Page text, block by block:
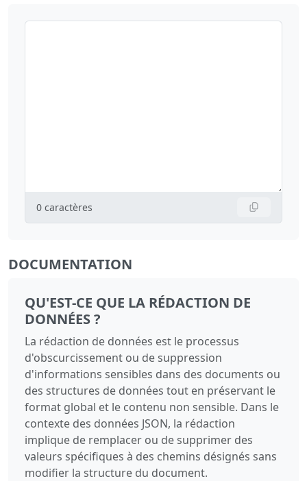
0 caractères
DOCUMENTATION
QU'EST-CE QUE LA RÉDACTION DE
DONNÉES ?
La rédaction de données est le processus
d'obscurcissement ou de suppression
d'informations sensibles dans des documents ou
des structures de données tout en préservant le
format global et le contenu non sensible. Dans le
contexte des données JSON, la rédaction
implique de remplacer ou de supprimer des
valeurs spécifiques à des chemins désignés sans
modifier la structure du document.